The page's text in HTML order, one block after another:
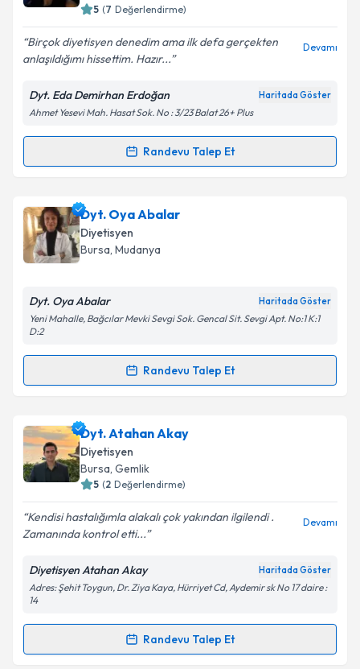
E-posta Adresiniz
Kişisel verilerimin işlenmesine ilişkin
kapsamda işlenmesini kabul ediyorum.
( Değerlendirme)
Birçok diyetisyen denedim ama ilk defa gerçekten
anlaşıldığımı hissettim. Hazır...
Dyt. Eda Demirhan Erdoğan
Randevu Talep Et
Randevu Takvimi Talebi
Dyt. Eda Demirhan Erdoğan
talebi oluşturun. Size bu uzmandan randevu almanız
için bir takvim hazırlandığında e-posta ile
E-posta Adresiniz
Kişisel verilerimin işlenmesine ilişkinAydınlatma
Takvim Talebini Gönder
Dyt. Oya Abalar
Diyetisyen
Bursa, Mudanya
Dyt. Oya Abalar
Yeni Mahalle, Bağcılar Mevki Sevgi Sok. Gencal Sit. Sevgi Apt. No:1 K:1
Randevu Talep Et
Randevu Takvimi Talebi
Dyt. Oya Abalariçin randevu takvimi talebi oluşturun.
Size bu uzmandan randevu almanız için bir takvim
hazırlandığında e-posta ile bilgilendireceğiz.
E-posta Adresiniz
Kişisel verilerimin işlenmesine ilişkinAydınlatma
Dyt. Atahan Akay
Diyetisyen
Bursa, Gemlik
( Değerlendirme)
Kendisi hastalığımla alakalı çok yakından ilgilendi .
Zamanında kontrol etti...
Diyetisyen Atahan Akay
Adres: Şehit Toygun, Dr. Ziya Kaya, Hürriyet Cd, Aydemir sk No 17 daire :
Randevu Talep Et
Randevu Takvimi Talebi